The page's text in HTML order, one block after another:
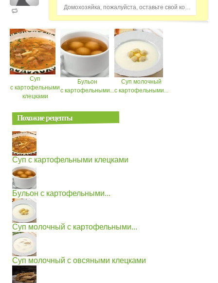
Домохозяйка, пожалуйста, оставьте свой комментарий...
Суп
с картофельными
клецками
Бульон
с картофельными...
Суп молочный
с картофельными...
Похожие рецепты
Суп с картофельными клецками
Бульон с картофельными...
Суп молочный с картофельными...
Суп молочный с овсяными клецками